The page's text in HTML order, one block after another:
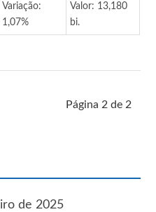
Variação:
1,07%
Valor: 13,180
bi.
Página 2 de 2
de 2025